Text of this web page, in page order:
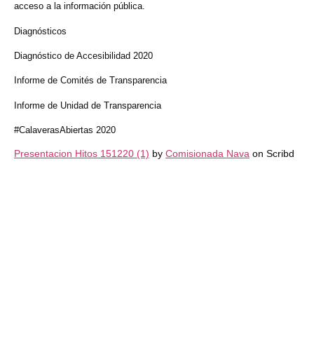
acceso a la información pública.
Diagnósticos
Diagnóstico de Accesibilidad 2020
Informe de Comités de Transparencia
Informe de Unidad de Transparencia
#CalaverasAbiertas 2020
Presentacion Hitos 151220 (1) by Comisionada Nava on Scribd